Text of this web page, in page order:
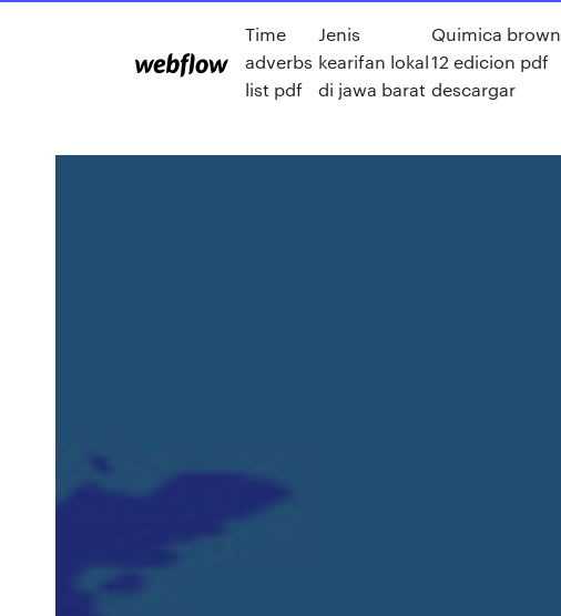
Time
adverbs
list pdf
Jenis
kearifan lokal
di jawa barat
Quimica brown
12 edicion pdf
descargar